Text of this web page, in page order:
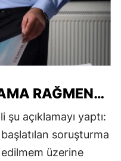
RAĞMEN…
açıklamayı yaptı:
soruşturma
üzerine